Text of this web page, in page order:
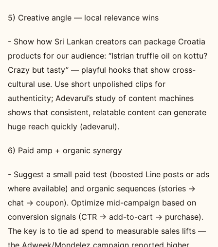
5) Creative angle — local relevance wins
- Show how Sri Lankan creators can package Croatia
products for our audience: “Istrian truffle oil on kottu?
Crazy but tasty” — playful hooks that show cross-
cultural use. Use short unpolished clips for
authenticity; Adevarul’s study of content machines
shows that consistent, relatable content can generate
huge reach quickly (adevarul).
6) Paid amp + organic synergy
- Suggest a small paid test (boosted Line posts or ads
where available) and organic sequences (stories →
chat → coupon). Optimize mid-campaign based on
conversion signals (CTR → add-to-cart → purchase).
The key is to tie ad spend to measurable sales lifts —
the Adweek/Mondelez campaign reported higher